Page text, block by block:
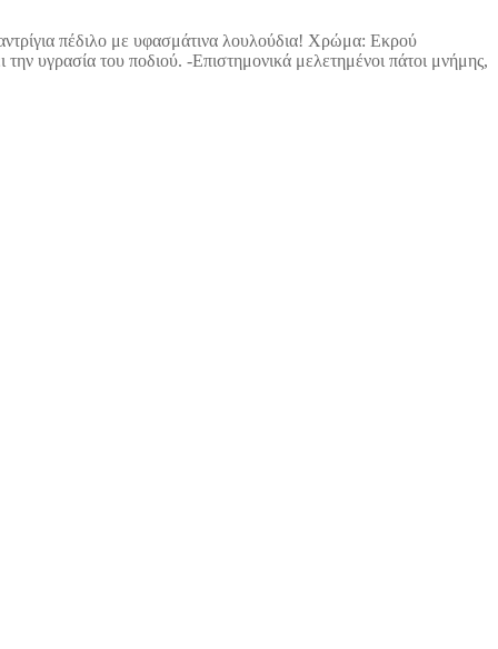
πέδιλο με υφασμάτινα λουλούδια! Χρώμα: Εκρού
υγρασία του ποδιού. -Επιστημονικά μελετημένοι πάτοι μνήμης,